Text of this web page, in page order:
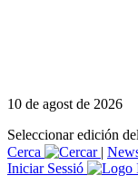
10 de agost de 2026
Seleccionar edición
Cerca
|
Iniciar Sessió